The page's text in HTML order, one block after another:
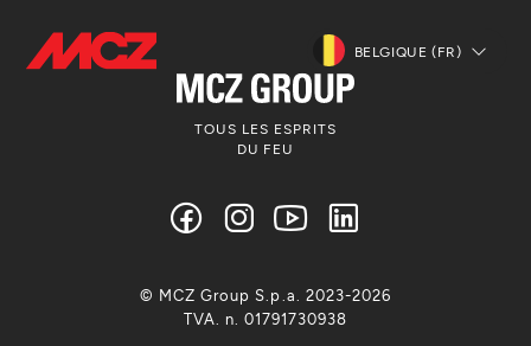
BELGIQUE (FR)
TOUS LES ESPRITS
DU FEU
© MCZ Group S.p.a. 2023-2026
TVA. n. 01791730938